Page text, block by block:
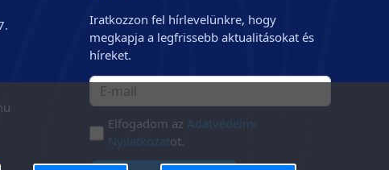
Iratkozzon fel hírlevelünkre, hogy
megkapja a legfrissebb aktualitásokat és
híreket.
Elfogadom az Adatvédelmi
Nyilatkozatot.